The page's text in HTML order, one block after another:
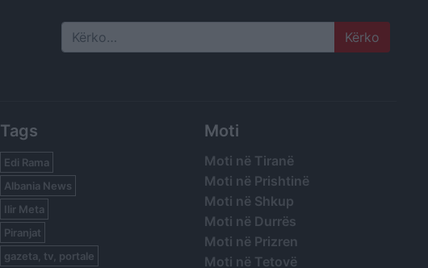
Search
Tags
Edi Rama
Albania News
Ilir Meta
Piranjat
gazeta, tv, portale
Moti
Moti në Tiranë
Moti në Prishtinë
Moti në Shkup
Moti në Durrës
Moti në Prizren
Moti në Tetovë